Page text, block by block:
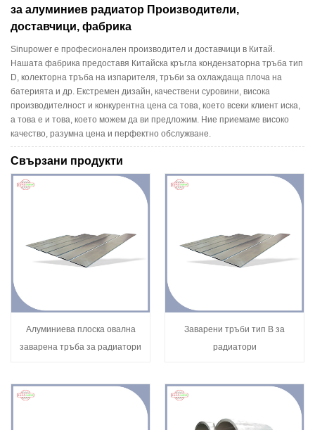
за алуминиев радиатор Производители,
доставчици, фабрика
Sinupower е професионален производител и доставчици в Китай.
Нашата фабрика предоставя Китайска кръгла кондензаторна тръба тип
D, колекторна тръба на изпарителя, тръби за охлаждаща плоча на
батерията и др. Екстремен дизайн, качествени суровини, висока
производителност и конкурентна цена са това, което всеки клиент иска,
а това е и това, което можем да ви предложим. Ние приемаме високо
качество, разумна цена и перфектно обслужване.
Свързани продукти
Алуминиева плоска овална
заварена тръба за радиатори
Заварени тръби тип B за
радиатори